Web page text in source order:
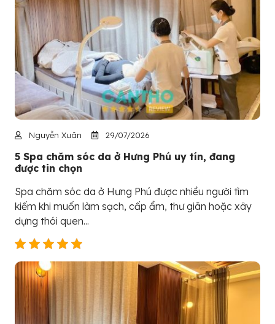
Nguyễn Xuân 29/07/2026
5 Spa chăm sóc da ở Hưng Phú uy tín, đang
được tin chọn
Spa chăm sóc da ở Hưng Phú được nhiều người tìm
kiếm khi muốn làm sạch, cấp ẩm, thư giãn hoặc xây
dựng thói quen...